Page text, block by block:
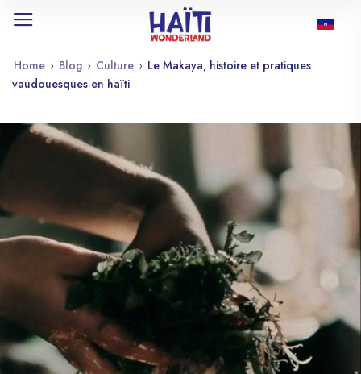
Home › Blog › Culture › Le Makaya, histoire et pratiques
vaudouesques en haïti